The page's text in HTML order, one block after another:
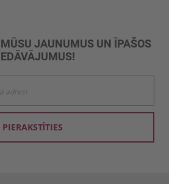
JAUNUMUS UN ĪPAŠOS
PIERAKSTĪTIES